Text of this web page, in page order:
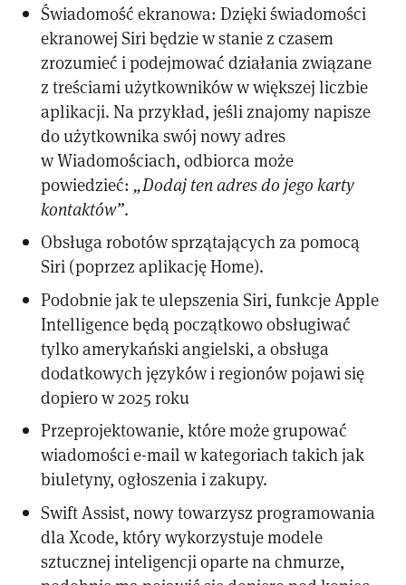
Świadomość ekranowa: Dzięki świadomości
ekranowej Siri będzie w stanie z czasem
zrozumieć i podejmować działania związane
z treściami użytkowników w większej liczbie
aplikacji. Na przykład, jeśli znajomy napisze
do użytkownika swój nowy adres
w Wiadomościach, odbiorca może
powiedzieć: „Dodaj ten adres do jego karty
kontaktów”.
Obsługa robotów sprzątających za pomocą
Siri (poprzez aplikację Home).
Podobnie jak te ulepszenia Siri, funkcje Apple
Intelligence będą początkowo obsługiwać
tylko amerykański angielski, a obsługa
dodatkowych języków i regionów pojawi się
dopiero w 2025 roku
Przeprojektowanie, które może grupować
wiadomości e-mail w kategoriach takich jak
biuletyny, ogłoszenia i zakupy.
Swift Assist, nowy towarzysz programowania
dla Xcode, który wykorzystuje modele
sztucznej inteligencji oparte na chmurze,